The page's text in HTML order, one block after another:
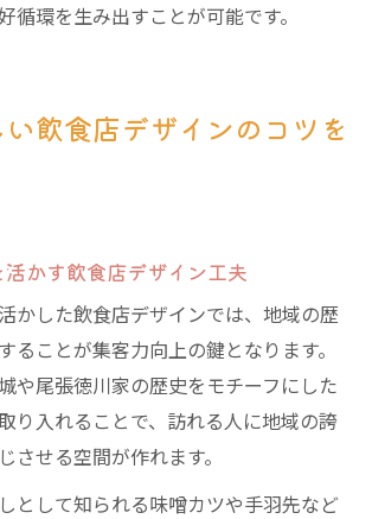
循環を生み出すことが可能です。
飲食店デザインのコツを
かす飲食店デザイン工夫
かした飲食店デザインでは、地域の歴
ることが集客力向上の鍵となります。
や尾張徳川家の歴史をモチーフにした
り入れることで、訪れる人に地域の誇
させる空間が作れます。
として知られる味噌カツや手羽先など